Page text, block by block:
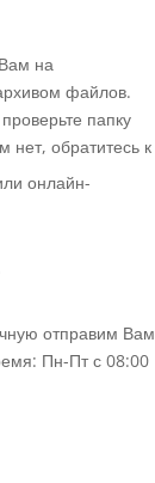
на
файлов.
папку
нет, обратитесь к
онлайн-
отправим Вам
Пн-Пт с 08:00